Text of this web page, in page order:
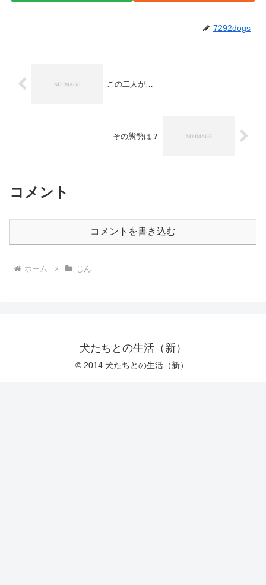
7292dogs
この二人が…
その態勢は？
コメント
コメントを書き込む
ホーム じん
犬たちとの生活（新）
© 2014 犬たちとの生活（新）.